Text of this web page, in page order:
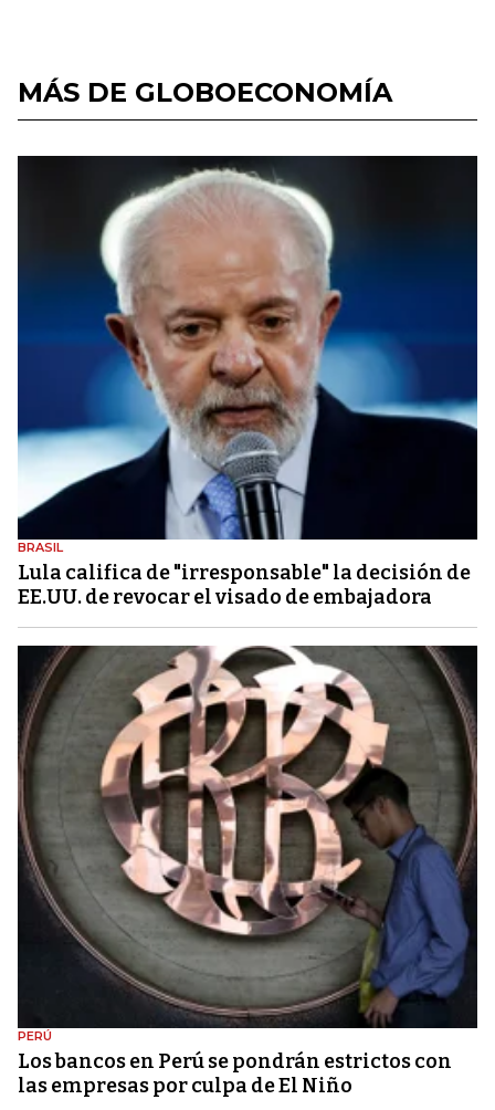
MÁS DE GLOBOECONOMÍA
BRASIL
Lula califica de "irresponsable" la decisión de
EE.UU. de revocar el visado de embajadora
PERÚ
Los bancos en Perú se pondrán estrictos con
las empresas por culpa de El Niño